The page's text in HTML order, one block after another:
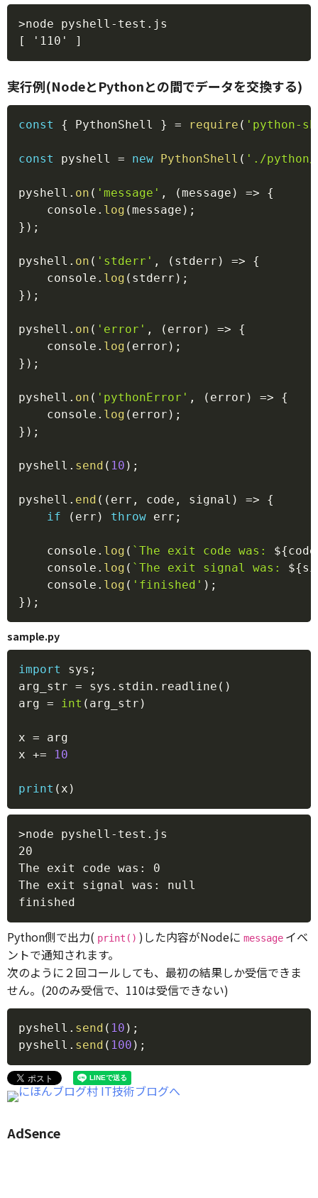
>node pyshell-test.js
実行例(NodeとPythonとの間でデータを交換する)
const { PythonShell } = require ( 'python-
const pyshell = new PythonShell ( './python/
pyshell . on ( 'message' , (message ) =>
{
    console
. log (message ) ;
} ) ;
pyshell . on ( 'stderr' , ( stderr ) =>
{
    console
. log ( stderr ) ;
} ) ;
pyshell . on ( 'error' , ( error ) =>
{
    console
. log ( error ) ;
} ) ;
pyshell . on ( 'pythonError' , ( error ) =>
{
    console
. log ( error ) ;
} ) ;
pyshell . send ( 10 ) ;
pyshell . end ( ( err , code , signal ) =>
{
if
( err ) throw err ;
    console
. log ( `The exit code was: ${code
    console
. log ( `The exit signal was: ${
    console
. log ( 'finished' ) ;
} ) ;
sample.py
import sys ;
arg_str = sys . stdin . readline ( )
arg = int ( arg_str )
x = arg
x += 10
print ( x )
>node pyshell-test.js
20
The exit code was: 0
The exit signal was: null
Python側で出力( print() )した内容がNodeに message イベ
ントで通知されます。
次のように２回コールしても、最初の結果しか受信できま
せん。(20のみ受信で、110は受信できない)
pyshell . send ( 10 ) ;
pyshell . send ( 100 ) ;
AdSence